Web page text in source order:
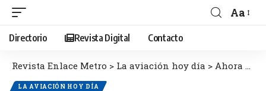
Aa
Directorio Revista Digital Contacto
Revista Enlace Metro > La aviación hoy día > Ahora sí , ¿Dónde está el Piloto?
LA AVIACIÓN HOY DÍA